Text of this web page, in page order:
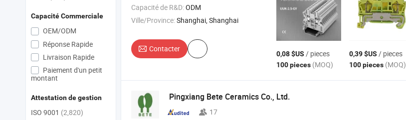
Capacité de R&D:ODM
Ville/Province:Shanghai, Shanghai
Contacter
0,08 $US / pieces
100 pieces (MOQ)
0,39 $US / pieces
100 pieces (MOQ)
Pingxiang Bete Ceramics Co., Ltd.
17
Capacité Commerciale
OEM/ODM
Réponse Rapide
Livraison Rapide
Paiement d'un petit
montant
Attestation de gestion
ISO 9001 (2,820)